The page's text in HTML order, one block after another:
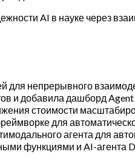
AI в науке через
для непрерывного
и добавила дашборд Agent
стоимости
для
агента для
функциями и AI-